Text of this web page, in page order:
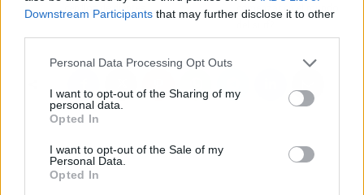
Downstream Participants that may further disclose it to other
Personal Data Processing Opt Outs
I want to opt-out of the Sharing of my
personal data.
Opted In
I want to opt-out of the Sale of my
Personal Data.
Opted In
cepillos de dientes
comenzar en el mundo